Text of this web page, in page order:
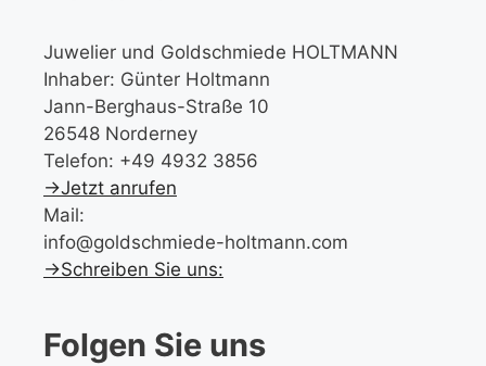
Juwelier und Goldschmiede HOLTMANN
Inhaber: Günter Holtmann
Jann-Berghaus-Straße 10
26548 Norderney
Telefon: +49 4932 3856
→Jetzt anrufen
Mail:
info@goldschmiede-holtmann.com
→Schreiben Sie uns:
Folgen Sie uns